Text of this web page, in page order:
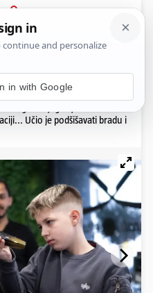
PRIJAVA
Komentari
(13) je u
'Hvala vam!'
13-godišnjeg Osječanina
Učio je podšišavati bradu i